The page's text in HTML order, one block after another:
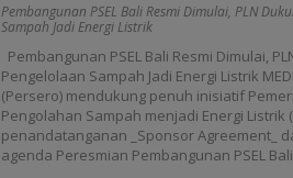
Pembangunan PSEL Bali Resmi Dimulai,PLN
Sampah Jadi Energi Listrik
Pembangunan PSEL Bali Resmi Dimulai,
Pengelolaan Sampah Jadi Energi Listrik
(Persero) mendukung penuh inisiatif
Pengolahan Sampah menjadi Energi Listrik
penandatanganan _Sponsor Agreement_
agenda Peresmian Pembangunan PSEL